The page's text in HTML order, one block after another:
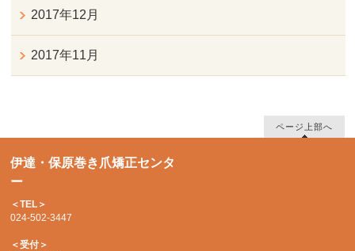
2017年12月
2017年11月
ページ上部へ
伊達・保原巻き爪矯正センタ
ー
＜TEL＞
024-502-3447
＜受付＞